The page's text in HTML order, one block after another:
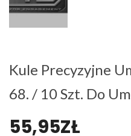
Kule Precyzyjne
68. / 10 Szt. Do
55,95ZŁ